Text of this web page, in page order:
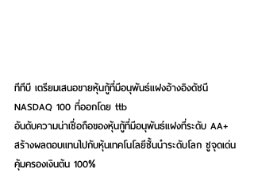
ทีทีบี เตรียมเสนอขายหุ้นกู้ที่มีอนุพันธ์แฝงอ้างอิงดัชนี
NASDAQ 100 ที่ออกโดย ttb
อันดับความน่าเชื่อถือของหุ้นกู้ที่มีอนุพันธ์แฝงที่ระดับ AA+
สร้างผลตอบแทนไปกับหุ้นเทคโนโลยีชั้นนำระดับโลก ชูจุดเด่น
คุ้มครองเงินต้น 100%